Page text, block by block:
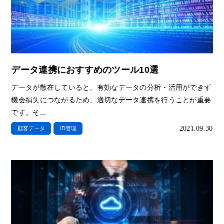
データ連携におすすめのツール10選
データが散在していると、有効なデータの分析・活用ができず
機会損失につながるため、適切なデータ連携を行うことが重要
です。そ...
顧客データ ID管理 2021.09.30